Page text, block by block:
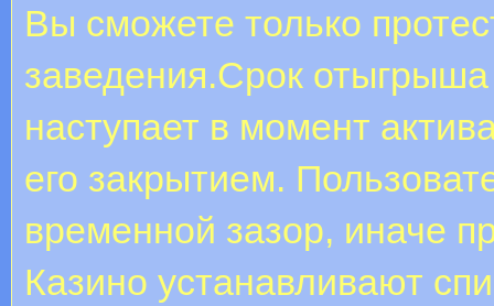
Вы сможете только
заведения.Срок
наступает в момент
его закрытием.
временной зазор, иначе
Казино устанавливают